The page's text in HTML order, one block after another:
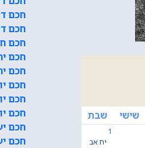
חכם
חכם
חכם
חכם
חכם
חכם
חכם
חכם
חכם
חכם
שישי שבת
1
יח אב